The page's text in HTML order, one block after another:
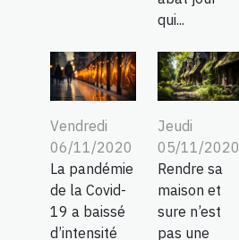
qui...
Vendredi
06/11/2020
La pandémie
de la Covid-
19 a baissé
d’intensité
Jeudi
05/11/2020
Rendre sa
maison et
sure n’est
pas une